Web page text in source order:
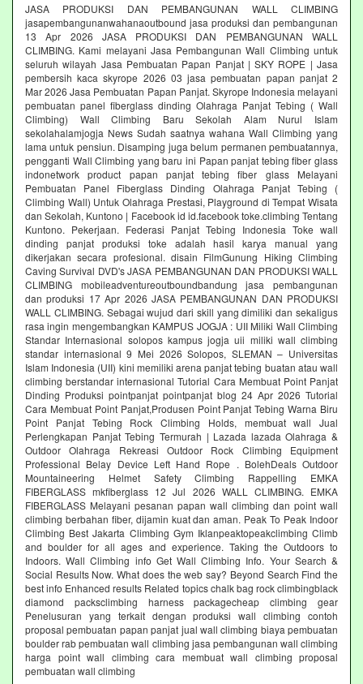
JASA PRODUKSI DAN PEMBANGUNAN WALL CLIMBING
jasapembangunanwahanaoutbound jasa produksi dan pembangunan
13 Apr 2026 JASA PRODUKSI DAN PEMBANGUNAN WALL
CLIMBING. Kami melayani Jasa Pembangunan Wall Climbing untuk
seluruh wilayah Jasa Pembuatan Papan Panjat | SKY ROPE | Jasa
pembersih kaca skyrope 2026 03 jasa pembuatan papan panjat 2
Mar 2026 Jasa Pembuatan Papan Panjat. Skyrope Indonesia melayani
pembuatan panel fiberglass dinding Olahraga Panjat Tebing ( Wall
Climbing) Wall Climbing Baru Sekolah Alam Nurul Islam
sekolahalamjogja News Sudah saatnya wahana Wall Climbing yang
lama untuk pensiun. Disamping juga belum permanen pembuatannya,
pengganti Wall Climbing yang baru ini Papan panjat tebing fiber glass
indonetwork product papan panjat tebing fiber glass Melayani
Pembuatan Panel Fiberglass Dinding Olahraga Panjat Tebing (
Climbing Wall) Untuk Olahraga Prestasi, Playground di Tempat Wisata
dan Sekolah, Kuntono | Facebook id id.facebook toke.climbing Tentang
Kuntono. Pekerjaan. Federasi Panjat Tebing Indonesia Toke wall
dinding panjat produksi toke adalah hasil karya manual yang
dikerjakan secara profesional. disain FilmGunung Hiking Climbing
Caving Survival DVD's JASA PEMBANGUNAN DAN PRODUKSI WALL
CLIMBING mobileadventureoutboundbandung jasa pembangunan
dan produksi 17 Apr 2026 JASA PEMBANGUNAN DAN PRODUKSI
WALL CLIMBING. Sebagai wujud dari skill yang dimiliki dan sekaligus
rasa ingin mengembangkan KAMPUS JOGJA : UII Miliki Wall Climbing
Standar Internasional solopos kampus jogja uii miliki wall climbing
standar internasional 9 Mei 2026 Solopos, SLEMAN – Universitas
Islam Indonesia (UII) kini memiliki arena panjat tebing buatan atau wall
climbing berstandar internasional Tutorial Cara Membuat Point Panjat
Dinding Produksi pointpanjat pointpanjat blog 24 Apr 2026 Tutorial
Cara Membuat Point Panjat,Produsen Point Panjat Tebing Warna Biru
Point Panjat Tebing Rock Climbing Holds, membuat wall Jual
Perlengkapan Panjat Tebing Termurah | Lazada lazada Olahraga &
Outdoor Olahraga Rekreasi Outdoor Rock Climbing Equipment
Professional Belay Device Left Hand Rope . BolehDeals Outdoor
Mountaineering Helmet Safety Climbing Rappelling EMKA
FIBERGLASS mkfiberglass 12 Jul 2026 WALL CLIMBING. EMKA
FIBERGLASS Melayani pesanan papan wall climbing dan point wall
climbing berbahan fiber, dijamin kuat dan aman. Peak To Peak Indoor
Climbing Best Jakarta Climbing Gym‎ Iklanpeaktopeakclimbing Climb
and boulder for all ages and experience. Taking the Outdoors to
Indoors. Wall Climbing‎ info Get Wall Climbing Info. Your Search &
Social Results Now. What does the web say? Beyond Search Find the
best info Enhanced results Related topics chalk bag rock climbingblack
diamond packsclimbing harness packagecheap climbing gear
Penelusuran yang terkait dengan produksi wall climbing contoh
proposal pembuatan papan panjat jual wall climbing biaya pembuatan
boulder rab pembuatan wall climbing jasa pembangunan wall climbing
harga point wall climbing cara membuat wall climbing proposal
pembuatan wall climbing